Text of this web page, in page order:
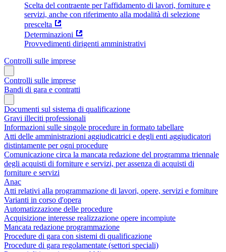
Scelta del contraente per l'affidamento di lavori, forniture e
servizi, anche con riferimento alla modalità di selezione
prescelta
Determinazioni
Provvedimenti dirigenti amministrativi
Controlli sulle imprese
Controlli sulle imprese
Bandi di gara e contratti
Documenti sul sistema di qualificazione
Gravi illeciti professionali
Informazioni sulle singole procedure in formato tabellare
Atti delle amministrazioni aggiudicatrici e degli enti aggiudicatori
distintamente per ogni procedure
Comunicazione circa la mancata redazione del programma triennale
degli acquisti di forniture e servizi, per assenza di acquisti di
forniture e servizi
Anac
Atti relativi alla programmazione di lavori, opere, servizi e forniture
Varianti in corso d'opera
Automatizzazione delle procedure
Acquisizione interesse realizzazione opere incompiute
Mancata redazione programmazione
Procedure di gara con sistemi di qualificazione
Procedure di gara regolamentate (settori speciali)